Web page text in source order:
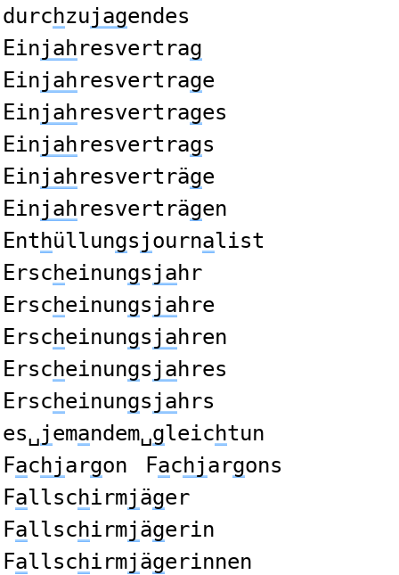
durchzujagendes
Einjahresvertrag
Einjahresvertrage
Einjahresvertrages
Einjahresvertrags
Einjahresverträge
Einjahresverträgen
Enthüllungsjournalist
Erscheinungsjahr
Erscheinungsjahre
Erscheinungsjahren
Erscheinungsjahres
Erscheinungsjahrs
es␣jemandem␣gleichtun
Fachjargon Fachjargons
Fallschirmjäger
Fallschirmjägerin
Fallschirmjägerinnen